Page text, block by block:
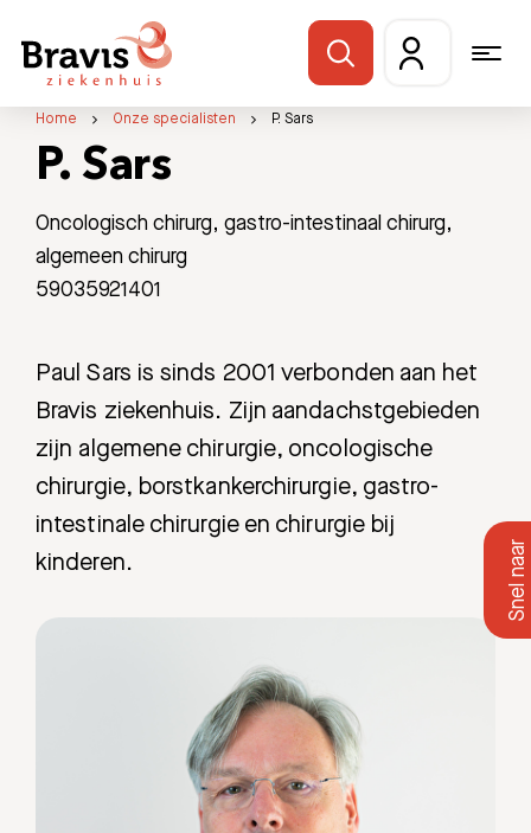
Home Onze specialisten P. Sars
P. Sars
Oncologisch chirurg, gastro-intestinaal chirurg,
algemeen chirurg
59035921401
Paul Sars is sinds 2001 verbonden aan het
Bravis ziekenhuis. Zijn aandachstgebieden
zijn algemene chirurgie, oncologische
chirurgie, borstkankerchirurgie, gastro-
intestinale chirurgie en chirurgie bij
kinderen.